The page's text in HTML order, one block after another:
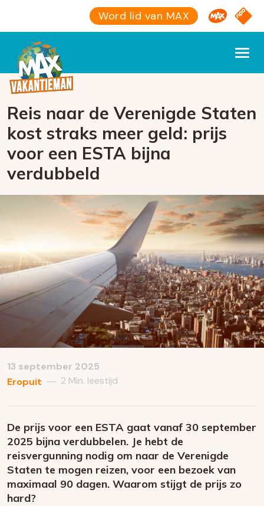
Word lid van MAX Omroep
NPO
Reis naar de Verenigde Staten
kost straks meer geld: prijs
voor een ESTA bijna
verdubbeld
13 september 2025
Eropuit — 2 Min. leestijd
De prijs voor een ESTA gaat vanaf 30 september
2025 bijna verdubbelen. Je hebt de
reisvergunning nodig om naar de Verenigde
Staten te mogen reizen, voor een bezoek van
maximaal 90 dagen. Waarom stijgt de prijs zo
hard?